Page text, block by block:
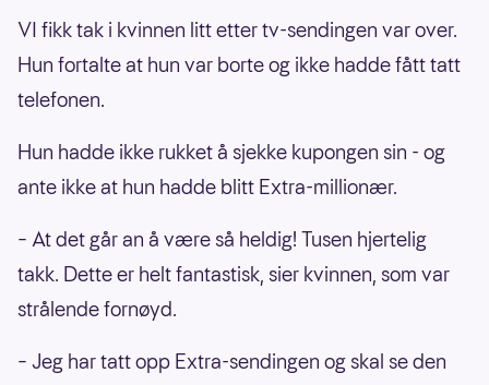
VI fikk tak i kvinnen litt etter tv-sendingen var over.
Hun fortalte at hun var borte og ikke hadde fått tatt
telefonen.
Hun hadde ikke rukket å sjekke kupongen sin - og
ante ikke at hun hadde blitt Extra-millionær.
– At det går an å være så heldig! Tusen hjertelig
takk. Dette er helt fantastisk, sier kvinnen, som var
strålende fornøyd.
– Jeg har tatt opp Extra-sendingen og skal se den